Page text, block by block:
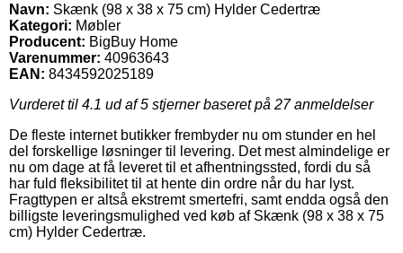
Navn: Skænk (98 x 38 x 75 cm) Hylder Cedertræ
Kategori: Møbler
Producent: BigBuy Home
Varenummer: 40963643
EAN: 8434592025189
Vurderet til 4.1 ud af 5 stjerner baseret på 27anmeldelser
De fleste internet butikker frembyder nu om stunder en hel
del forskellige løsninger til levering. Det mest almindelige er
nu om dage at få leveret til et afhentningssted, fordi du så
har fuld fleksibilitet til at hente din ordre når du har lyst.
Fragttypen er altså ekstremt smertefri, samt endda også den
billigste leveringsmulighed ved køb af Skænk (98 x 38 x 75
cm) Hylder Cedertræ.